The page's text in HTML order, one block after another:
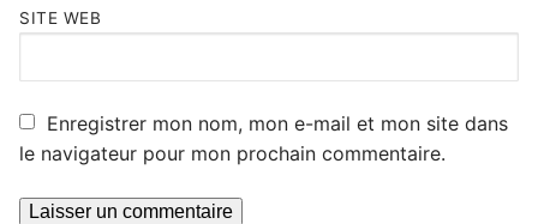
SITE WEB
Enregistrer mon nom, mon e-mail et mon site dans
le navigateur pour mon prochain commentaire.